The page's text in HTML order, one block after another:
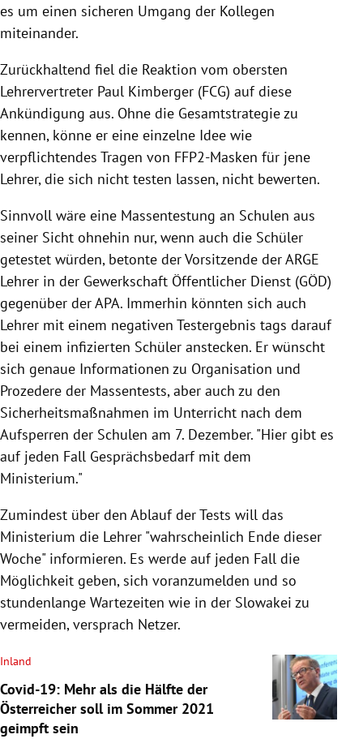
es um einen sicheren Umgang der Kollegen
miteinander.
Zurückhaltend fiel die Reaktion vom obersten
Lehrervertreter Paul Kimberger (FCG) auf diese
Ankündigung aus. Ohne die Gesamtstrategie zu
kennen, könne er eine einzelne Idee wie
verpflichtendes Tragen von FFP2-Masken für jene
Lehrer, die sich nicht testen lassen, nicht bewerten.
Sinnvoll wäre eine Massentestung an Schulen aus
seiner Sicht ohnehin nur, wenn auch die Schüler
getestet würden, betonte der Vorsitzende der ARGE
Lehrer in der Gewerkschaft Öffentlicher Dienst (GÖD)
gegenüber der APA. Immerhin könnten sich auch
Lehrer mit einem negativen Testergebnis tags darauf
bei einem infizierten Schüler anstecken. Er wünscht
sich genaue Informationen zu Organisation und
Prozedere der Massentests, aber auch zu den
Sicherheitsmaßnahmen im Unterricht nach dem
Aufsperren der Schulen am 7. Dezember. "Hier gibt es
auf jeden Fall Gesprächsbedarf mit dem
Ministerium."
Zumindest über den Ablauf der Tests will das
Ministerium die Lehrer "wahrscheinlich Ende dieser
Woche" informieren. Es werde auf jeden Fall die
Möglichkeit geben, sich voranzumelden und so
stundenlange Wartezeiten wie in der Slowakei zu
vermeiden, versprach Netzer.
Inland
Covid-19: Mehr als die Hälfte der
Österreicher soll im Sommer 2021
geimpft sein